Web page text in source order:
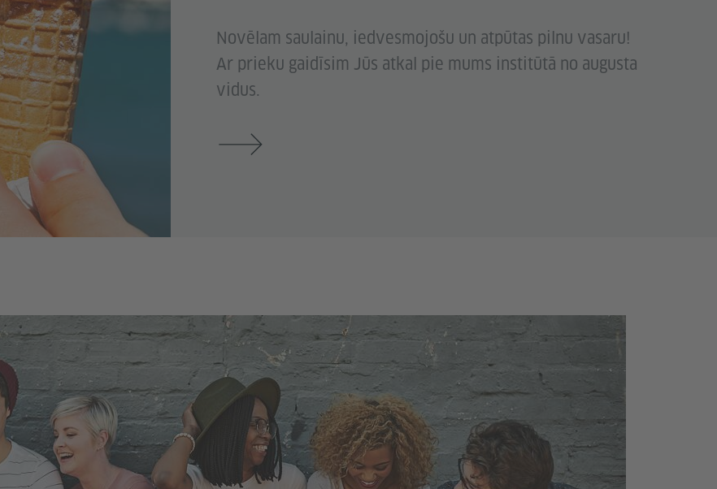
Novēlam saulainu, iedvesmojošu un atpūtas pilnu vasaru!
Ar prieku gaidīsim Jūs atkal pie mums institūtā no augusta
vidus.